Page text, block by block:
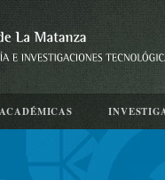
ACADÉMICAS